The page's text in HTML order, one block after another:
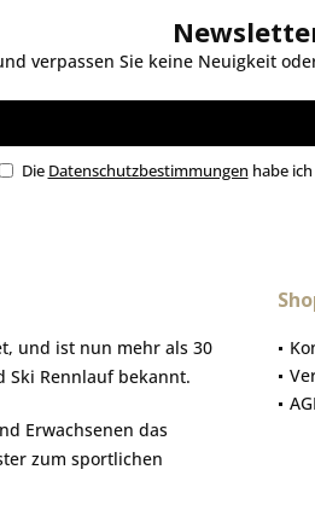
verpassen Sie keine Neuigkeit
Die Datenschutzbestimmungen habe
und ist nun mehr als 30
Ski Rennlauf bekannt.
Erwachsenen das
zum sportlichen